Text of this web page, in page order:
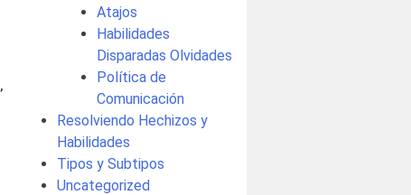
,
Atajos
Habilidades
Disparadas Olvidades
Política de
Comunicación
Resolviendo Hechizos y
Habilidades
Tipos y Subtipos
Uncategorized